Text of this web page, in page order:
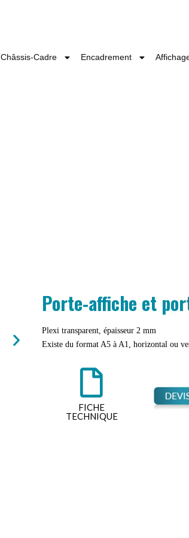
Châssis-Cadre Encadrement
Porte-affiche et
Plexi transparent, épaisseur 2 mm
Existe du format A5 à A1, horizontal ou
FICHE
TECHNIQUE